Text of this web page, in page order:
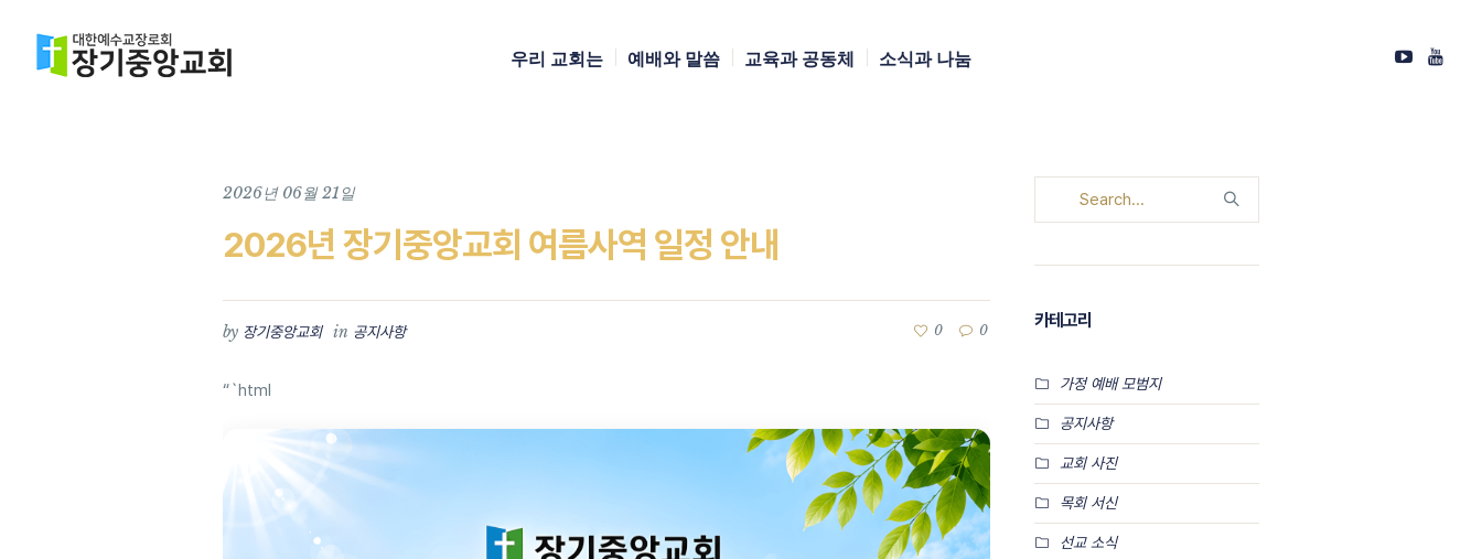
우리 교회는 예배와 말씀 교육과 공동체 소식과 나눔
2026년 06월 21일
2026년 장기중앙교회 여름사역 일정 안내
by 장기중앙교회 in 공지사항 0 0
“`html
카테고리
가정 예배 모범지
공지사항
교회 사진
목회 서신
선교 소식